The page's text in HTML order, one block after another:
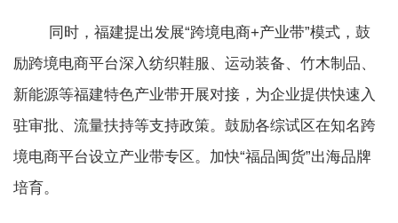
同时，福建提出发展“跨境电商+产业带”模式，鼓
励跨境电商平台深入纺织鞋服、运动装备、竹木制品、
新能源等福建特色产业带开展对接，为企业提供快速入
驻审批、流量扶持等支持政策。鼓励各综试区在知名跨
境电商平台设立产业带专区。加快“福品闽货”出海品牌
培育。